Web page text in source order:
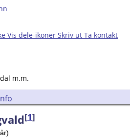
Vis dele-ikoner Skriv ut Ta kontakt
m.m.
[1]